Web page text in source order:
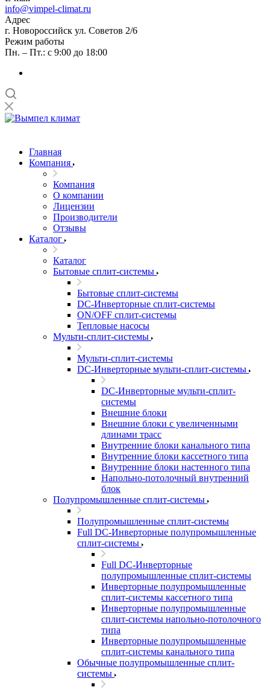
info@vimpel-climat.ru
Адрес
г. Новороссийск ул. Советов 2/6
Режим работы
Пн. – Пт.: с 9:00 до 18:00
Главная
Компания
Компания
О компании
Лицензии
Производители
Отзывы
Каталог
Каталог
Бытовые сплит-системы
Бытовые сплит-системы
DC-Инверторные сплит-системы
ON/OFF сплит-системы
Тепловые насосы
Мульти-сплит-системы
Мульти-сплит-системы
DC-Инверторные мульти-сплит-системы
DC-Инверторные мульти-сплит-
системы
Внешние блоки
Внешние блоки с увеличенными
длинами трасс
Внутренние блоки канального типа
Внутренние блоки кассетного типа
Внутренние блоки настенного типа
Напольно-потолочный внутренний
блок
Полупромышленные сплит-системы
Полупромышленные сплит-системы
Full DC-Инверторные полупромышленные
сплит-системы
Full DC-Инверторные
полупромышленные сплит-системы
Инверторные полупромышленные
сплит-системы кассетного типа
Инверторные полупромышленные
сплит-системы напольно-потолочного
типа
Инверторные полупромышленные
сплит-системы канального типа
Обычные полупромышленные сплит-
системы